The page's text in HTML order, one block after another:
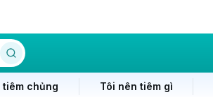
tiêm chủng Tôi nên tiêm gì